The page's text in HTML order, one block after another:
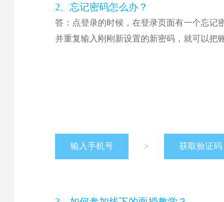
2、忘记密码怎么办？
答：点登录的时候，在登录页面有一个忘记
并重复输入刚刚新设置的新密码，就可以把
输入手机号 > 获取验证码